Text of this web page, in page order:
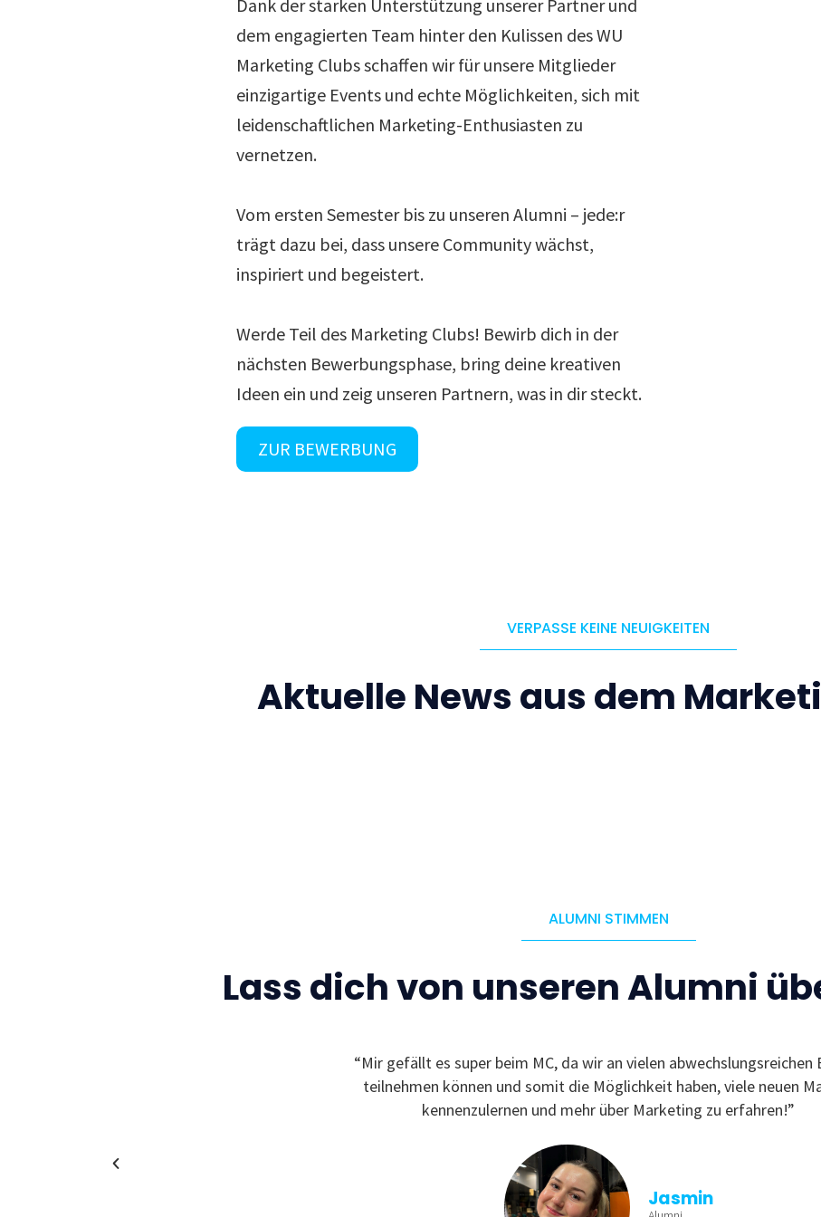
Dank der starken Unterstützung unserer Partner und
dem engagierten Team hinter den Kulissen des WU
Marketing Clubs schaffen wir für unsere Mitglieder
einzigartige Events und echte Möglichkeiten, sich mit
leidenschaftlichen Marketing-Enthusiasten zu
vernetzen.
Vom ersten Semester bis zu unseren Alumni – jede:r
trägt dazu bei, dass unsere Community wächst,
inspiriert und begeistert.
Werde Teil des Marketing Clubs! Bewirb dich in der
nächsten Bewerbungsphase, bring deine kreativen
Ideen ein und zeig unseren Partnern, was in dir steckt.
ZUR BEWERBUNG
VERPASSE KEINE NEUIGKEITEN
Aktuelle News aus dem
ALUMNI STIMMEN
Lass dich von unseren Alumni
“Mir gefällt es super beim MC, da wir an vielen abwechslungsreichen
teilnehmen können und somit die Möglichkeit haben, viele neuen
kennenzulernen und mehr über Marketing zu erfahren!”
Jasmin